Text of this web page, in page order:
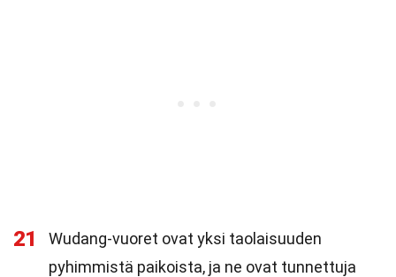
21
Wudang-vuoret ovat yksi taolaisuuden
pyhimmistä paikoista, ja ne ovat tunnettuja